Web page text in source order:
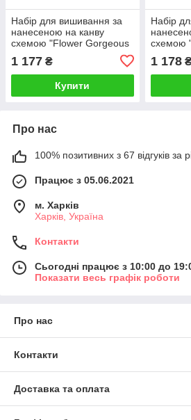
Набір для вишивання за
нанесеною на канву
схемою "Flower Gorgeous
Vase". AIDA 14CT printed ,
53*42 см
1 177 ₴
Купити
Набір
схемою
printed,
1 178
Про нас
100% позитивних з 67 відгуків за
Працює з 05.06.2021
м. Харків
Харків, Україна
Контакти
Сьогодні працює з 10:00 до
Показати весь графік роботи
Про нас
Контакти
Доставка та оплата